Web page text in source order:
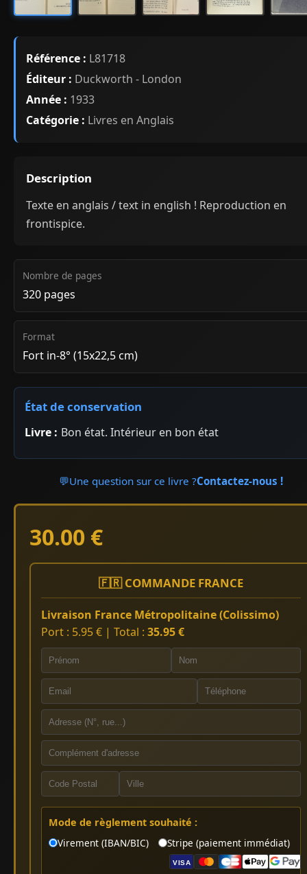
Référence : L81718
Éditeur : Duckworth - London
Année : 1933
Catégorie : Livres en Anglais
Description
Texte en anglais / text in english ! Reproduction en
frontispice.
Nombre de pages
320 pages
Format
Fort in-8° (15x22,5 cm)
État de conservation
Livre : Bon état. Intérieur en bon état
💬Une question sur ce livre ?Contactez-nous !
30.00 €
🇫🇷 COMMANDE FRANCE
Livraison France Métropolitaine (Colissimo)
Port : 5.95 € | Total : 35.95 €
Mode de règlement souhaité :
Virement (IBAN/BIC)
Stripe (paiement immédiat)
VISA